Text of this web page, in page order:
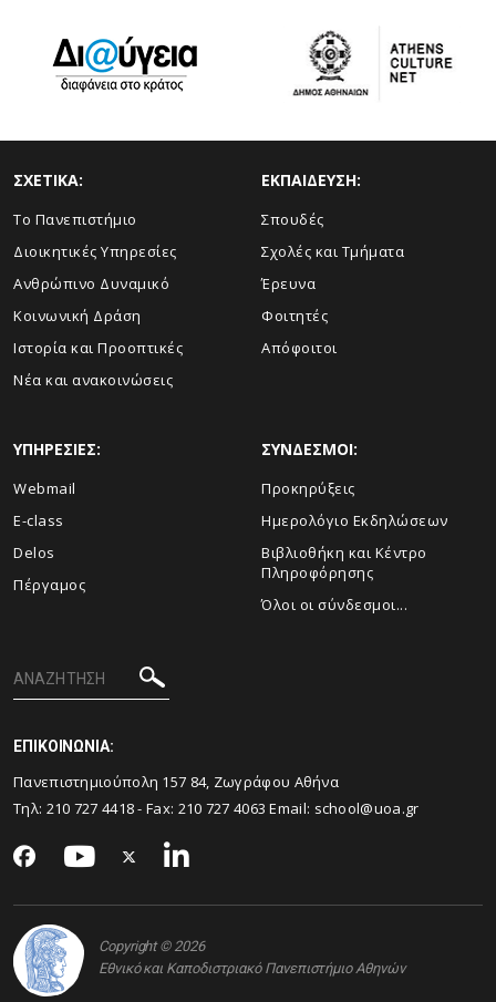
ΣΧΕΤΙΚΑ:
Το Πανεπιστήμιο
Διοικητικές Υπηρεσίες
Ανθρώπινο Δυναμικό
Κοινωνική Δράση
Ιστορία και Προοπτικές
Νέα και ανακοινώσεις
ΕΚΠΑΙΔΕΥΣΗ:
Σπουδές
Σχολές και Τμήματα
Έρευνα
Φοιτητές
Απόφοιτοι
ΥΠΗΡΕΣΙΕΣ:
Webmail
E-class
Delos
Πέργαμος
ΣΥΝΔΕΣΜΟΙ:
Προκηρύξεις
Ημερολόγιο Εκδηλώσεων
Βιβλιοθήκη και Κέντρο
Πληροφόρησης
Όλοι οι σύνδεσμοι...
ΕΠΙΚΟΙΝΩΝΙΑ:
Πανεπιστημιούπολη 157 84, Ζωγράφου Αθήνα
Τηλ: 210 727 4418- Fax: 210 727 4063 Email: school@uoa.gr
Copyright © 2026
Εθνικό και Καποδιστριακό Πανεπιστήμιο Αθηνών